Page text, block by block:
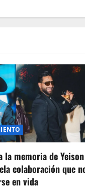
la memoria de Yeison
colaboración que
en vida